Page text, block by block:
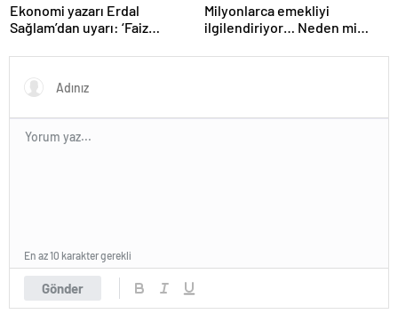
Ekonomi yazarı Erdal
Sağlam’dan uyarı: ‘Faiz
itibaren göreceğiz’
Milyonlarca emekliyi
ilgilendiriyor… Neden mi
Uzmanlar anlattı
Gönder
En az 10 karakter gerekli